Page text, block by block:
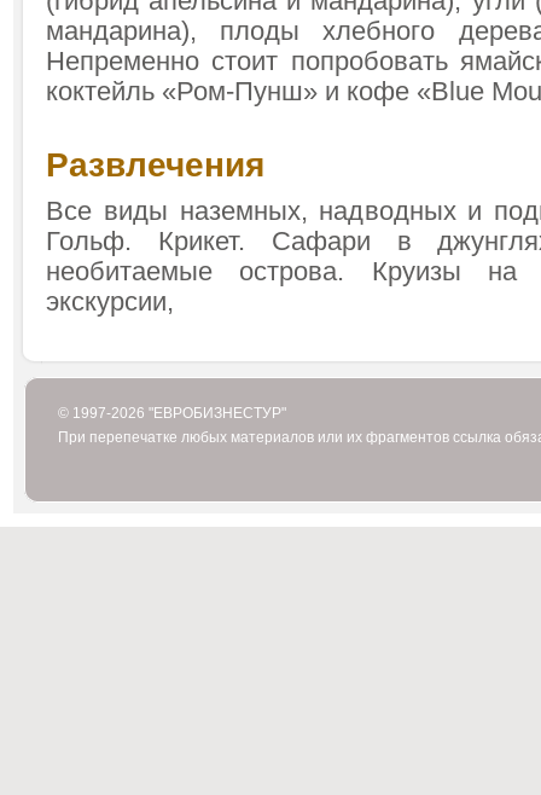
мандарина), плоды хлебного
Непременно стоит попробовать
коктейль «Ром-Пунш» и кофе «Blue
Развлечения
Все виды наземных, надводных и
Гольф. Крикет. Сафари в
необитаемые острова. Круизы на
экскурсии,
© 1997-2026 "ЕВРОБИЗНЕСТУР"
При перепечатке любых материалов или их фрагментов ссылка